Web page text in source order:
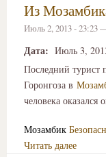
Из
Июль 2, 2013 - 23:23
Дата: Июль 3,
Последний турист
Горонгоза в
человека оказался
Мозамбик
Читать далее